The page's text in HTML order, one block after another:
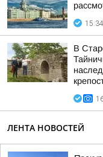
15:34
В
ЛЕНТА НОВОСТЕЙ